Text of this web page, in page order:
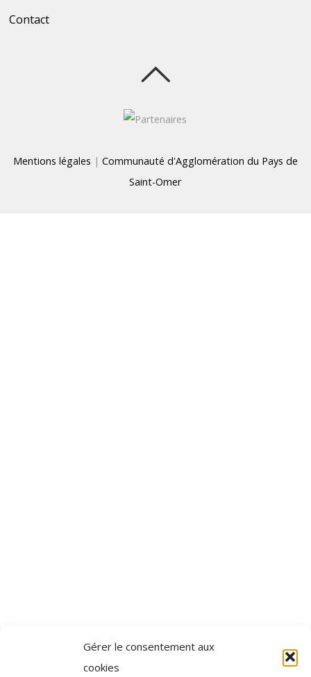
Gérer le consentement aux
cookies
Contact
Mentions légales | Communauté d'Agglomération du Pays de
Saint-Omer